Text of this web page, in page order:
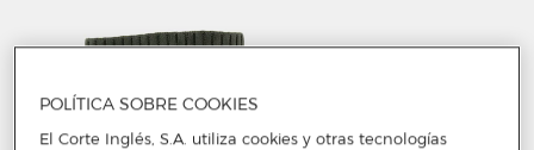
POLÍTICA SOBRE COOKIES
El Corte Inglés, S.A. utiliza cookies y otras tecnologías